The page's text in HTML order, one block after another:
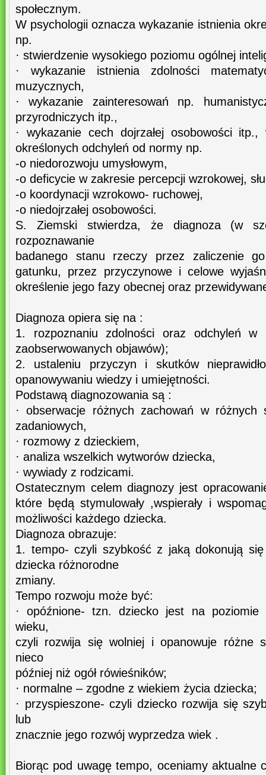
społecznym.
W psychologii oznacza wykazanie istnienia
np.
· stwierdzenie wysokiego poziomu ogólnej
· wykazanie istnienia zdolności
muzycznych,
· wykazanie zainteresowań np.
przyrodniczych itp.,
· wykazanie cech dojrzałej osobowości
określonych odchyleń od normy np.
-o niedorozwoju umysłowym,
-o deficycie w zakresie percepcji wzrokowej,
-o koordynacji wzrokowo- ruchowej,
-o niedojrzałej osobowości.
S. Ziemski stwierdza, że diagnoza (w
rozpoznawanie
badanego stanu rzeczy przez zaliczenie
gatunku, przez przyczynowe i celowe
określenie jego fazy obecnej oraz
Diagnoza opiera się na :
1. rozpoznaniu zdolności oraz odchyleń
zaobserwowanych objawów);
2. ustaleniu przyczyn i skutków
opanowywaniu wiedzy i umiejętności.
Podstawą diagnozowania są :
· obserwacje różnych zachowań w różnych
zadaniowych,
· rozmowy z dzieckiem,
· analiza wszelkich wytworów dziecka,
· wywiady z rodzicami.
Ostatecznym celem diagnozy jest
które będą stymulowały ,wspierały i
możliwości każdego dziecka.
Diagnoza obrazuje:
1. tempo- czyli szybkość z jaką dokonują
dziecka różnorodne
zmiany.
Tempo rozwoju może być:
· opóźnione- tzn. dziecko jest na poziomie
wieku,
czyli rozwija się wolniej i opanowuje różne
nieco
później niż ogół rówieśników;
· normalne – zgodne z wiekiem życia dziecka;
· przyspieszone- czyli dziecko rozwija się
lub
znacznie jego rozwój wyprzedza wiek .
Biorąc pod uwagę tempo, oceniamy aktualne